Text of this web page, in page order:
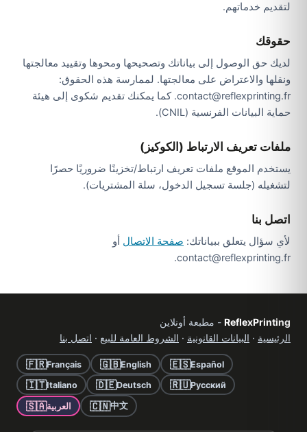
لتقديم خدماتهم.
حقوقك
لديك حق الوصول إلى بياناتك وتصحيحها ومحوها وتقييد معالجتها
ونقلها والاعتراض على معالجتها. لممارسة هذه الحقوق:
contact@reflexprinting.fr. كما يمكنك تقديم شكوى إلى هيئة
حماية البيانات الفرنسية (CNIL).
ملفات تعريف الارتباط (الكوكيز)
يستخدم الموقع ملفات تعريف ارتباط/تخزينًا ضروريًا حصرًا
لتشغيله (جلسة تسجيل الدخول، سلة المشتريات).
اتصل بنا
لأي سؤال يتعلق ببياناتك: صفحة الاتصال أو
contact@reflexprinting.fr.
ReflexPrinting - مطبعة أونلاين
الرئيسية · البيانات القانونية · الشروط العامة للبيع · اتصل بنا
🇫🇷Français 🇬🇧English 🇪🇸Español
🇮🇹Italiano 🇩🇪Deutsch 🇷🇺Русский
🇸🇦العربية 🇨🇳中文